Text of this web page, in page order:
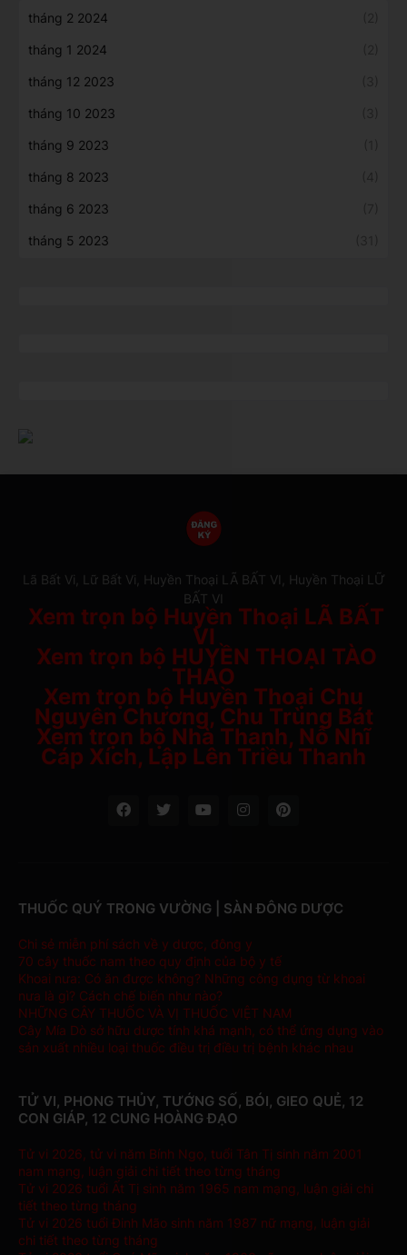
tháng 2 2024
tháng 1 2024
tháng 12 2023
tháng 10 2023
tháng 9 2023
tháng 8 2023
tháng 6 2023
tháng 5 2023
Lã Bất Vi, Lữ Bất Vi, Huyền Thoại LÃ BẤT VI, Huyền Thoại LỮ
BẤT VI
Xem trọn bộ Huyền Thoại LÃ BẤT
VI
Xem trọn bộ HUYỀN THOẠI TÀO
THÁO
Xem trọn bộ Huyền Thoại Chu
Nguyên Chương, Chu Trùng Bát
Xem trọn bộ Nhà Thanh, Nỗ Nhĩ
Cáp Xích, Lập Lên Triều Thanh
THUỐC QUÝ TRONG VƯỜNG | SÀN ĐÔNG DƯỢC
Chi sẻ miễn phí sách về y dược, đông y
70 cây thuốc nam theo quy định của bộ y tế
Khoai nưa: Có ăn được không? Những công dụng từ khoai
nưa là gì? Cách chế biến như nào?
NHỮNG CÂY THUỐC VÀ VỊ THUỐC VIỆT NAM
Cây Mía Dò sở hữu dược tính khá mạnh, có thể ứng dụng vào
sản xuất nhiều loại thuốc điều trị điều trị bệnh khác nhau
TỬ VI, PHONG THỦY, TƯỚNG SỐ, BÓI, GIEO QUẺ, 12
CON GIÁP, 12 CUNG HOÀNG ĐẠO
Tử vi 2026, tử vi năm Bính Ngọ, tuổi Tân Tị sinh năm 2001
nam mạng, luận giải chi tiết theo từng tháng
Tử vi 2026 tuổi Ất Tị sinh năm 1965 nam mạng, luận giải chi
tiết theo từng tháng
Tử vi 2026 tuổi Đinh Mão sinh năm 1987 nữ mạng, luận giải
chi tiết theo từng tháng